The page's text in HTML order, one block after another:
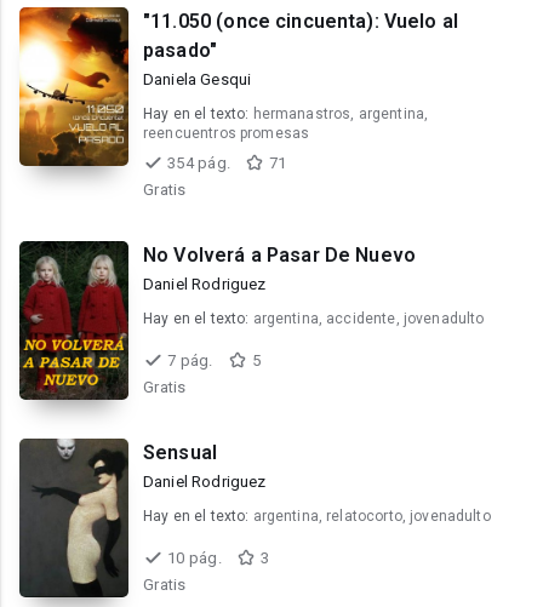
"11.050 (once cincuenta): Vuelo al
pasado"
Daniela Gesqui
Hay en el texto: hermanastros, argentina,
reencuentros promesas
354 pág.
71
Gratis
No Volverá a Pasar De Nuevo
Daniel Rodriguez
Hay en el texto: argentina, accidente, jovenadulto
7 pág.
5
Gratis
Sensual
Daniel Rodriguez
Hay en el texto: argentina, relatocorto, jovenadulto
10 pág.
3
Gratis